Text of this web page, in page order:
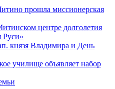
прошла миссионерская
центре долголетия
Руси»
князя Владимира и День
училище объявляет набор